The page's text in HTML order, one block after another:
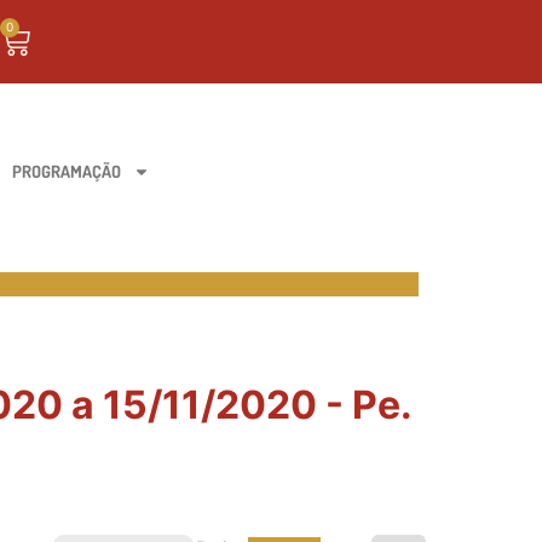
0
PROGRAMAÇÃO
a 15/11/2020 - Pe.